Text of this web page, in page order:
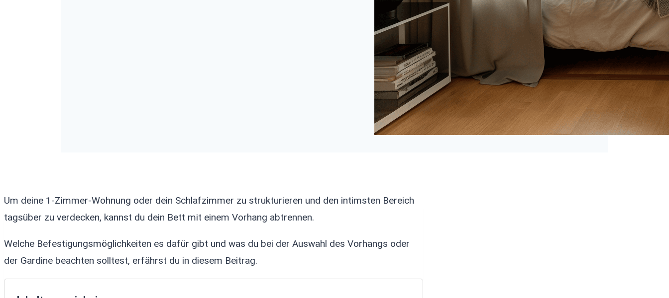
Um deine 1-Zimmer-Wohnung oder dein Schlafzimmer zu strukturieren und den intimsten Bereich
tagsüber zu verdecken, kannst du dein Bett mit einem Vorhang abtrennen.
Welche Befestigungsmöglichkeiten es dafür gibt und was du bei der Auswahl des Vorhangs oder
der Gardine beachten solltest, erfährst du in diesem Beitrag.